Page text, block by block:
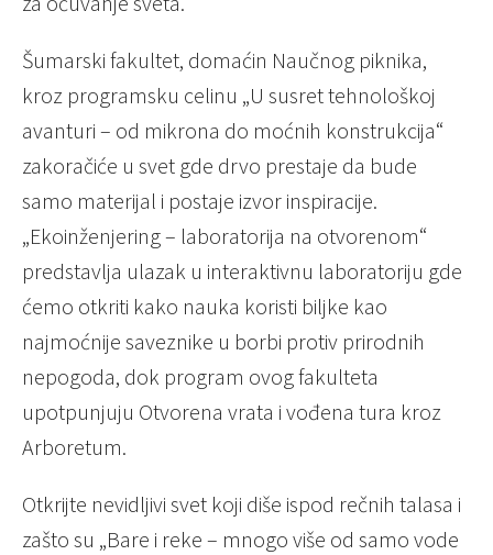
Šumarski fakultet, domaćin Naučnog piknika,
kroz programsku celinu „U susret tehnološkoj
avanturi – od mikrona do moćnih konstrukcija“
zakoračiće u svet gde drvo prestaje da bude
samo materijal i postaje izvor inspiracije.
„Ekoinženjering – laboratorija na otvorenom“
predstavlja ulazak u interaktivnu laboratoriju gde
ćemo otkriti kako nauka koristi biljke kao
najmoćnije saveznike u borbi protiv prirodnih
nepogoda, dok program ovog fakulteta
upotpunjuju Otvorena vrata i vođena tura kroz
Arboretum.
Otkrijte nevidljivi svet koji diše ispod rečnih talasa i
zašto su „Bare i reke – mnogo više od samo vode